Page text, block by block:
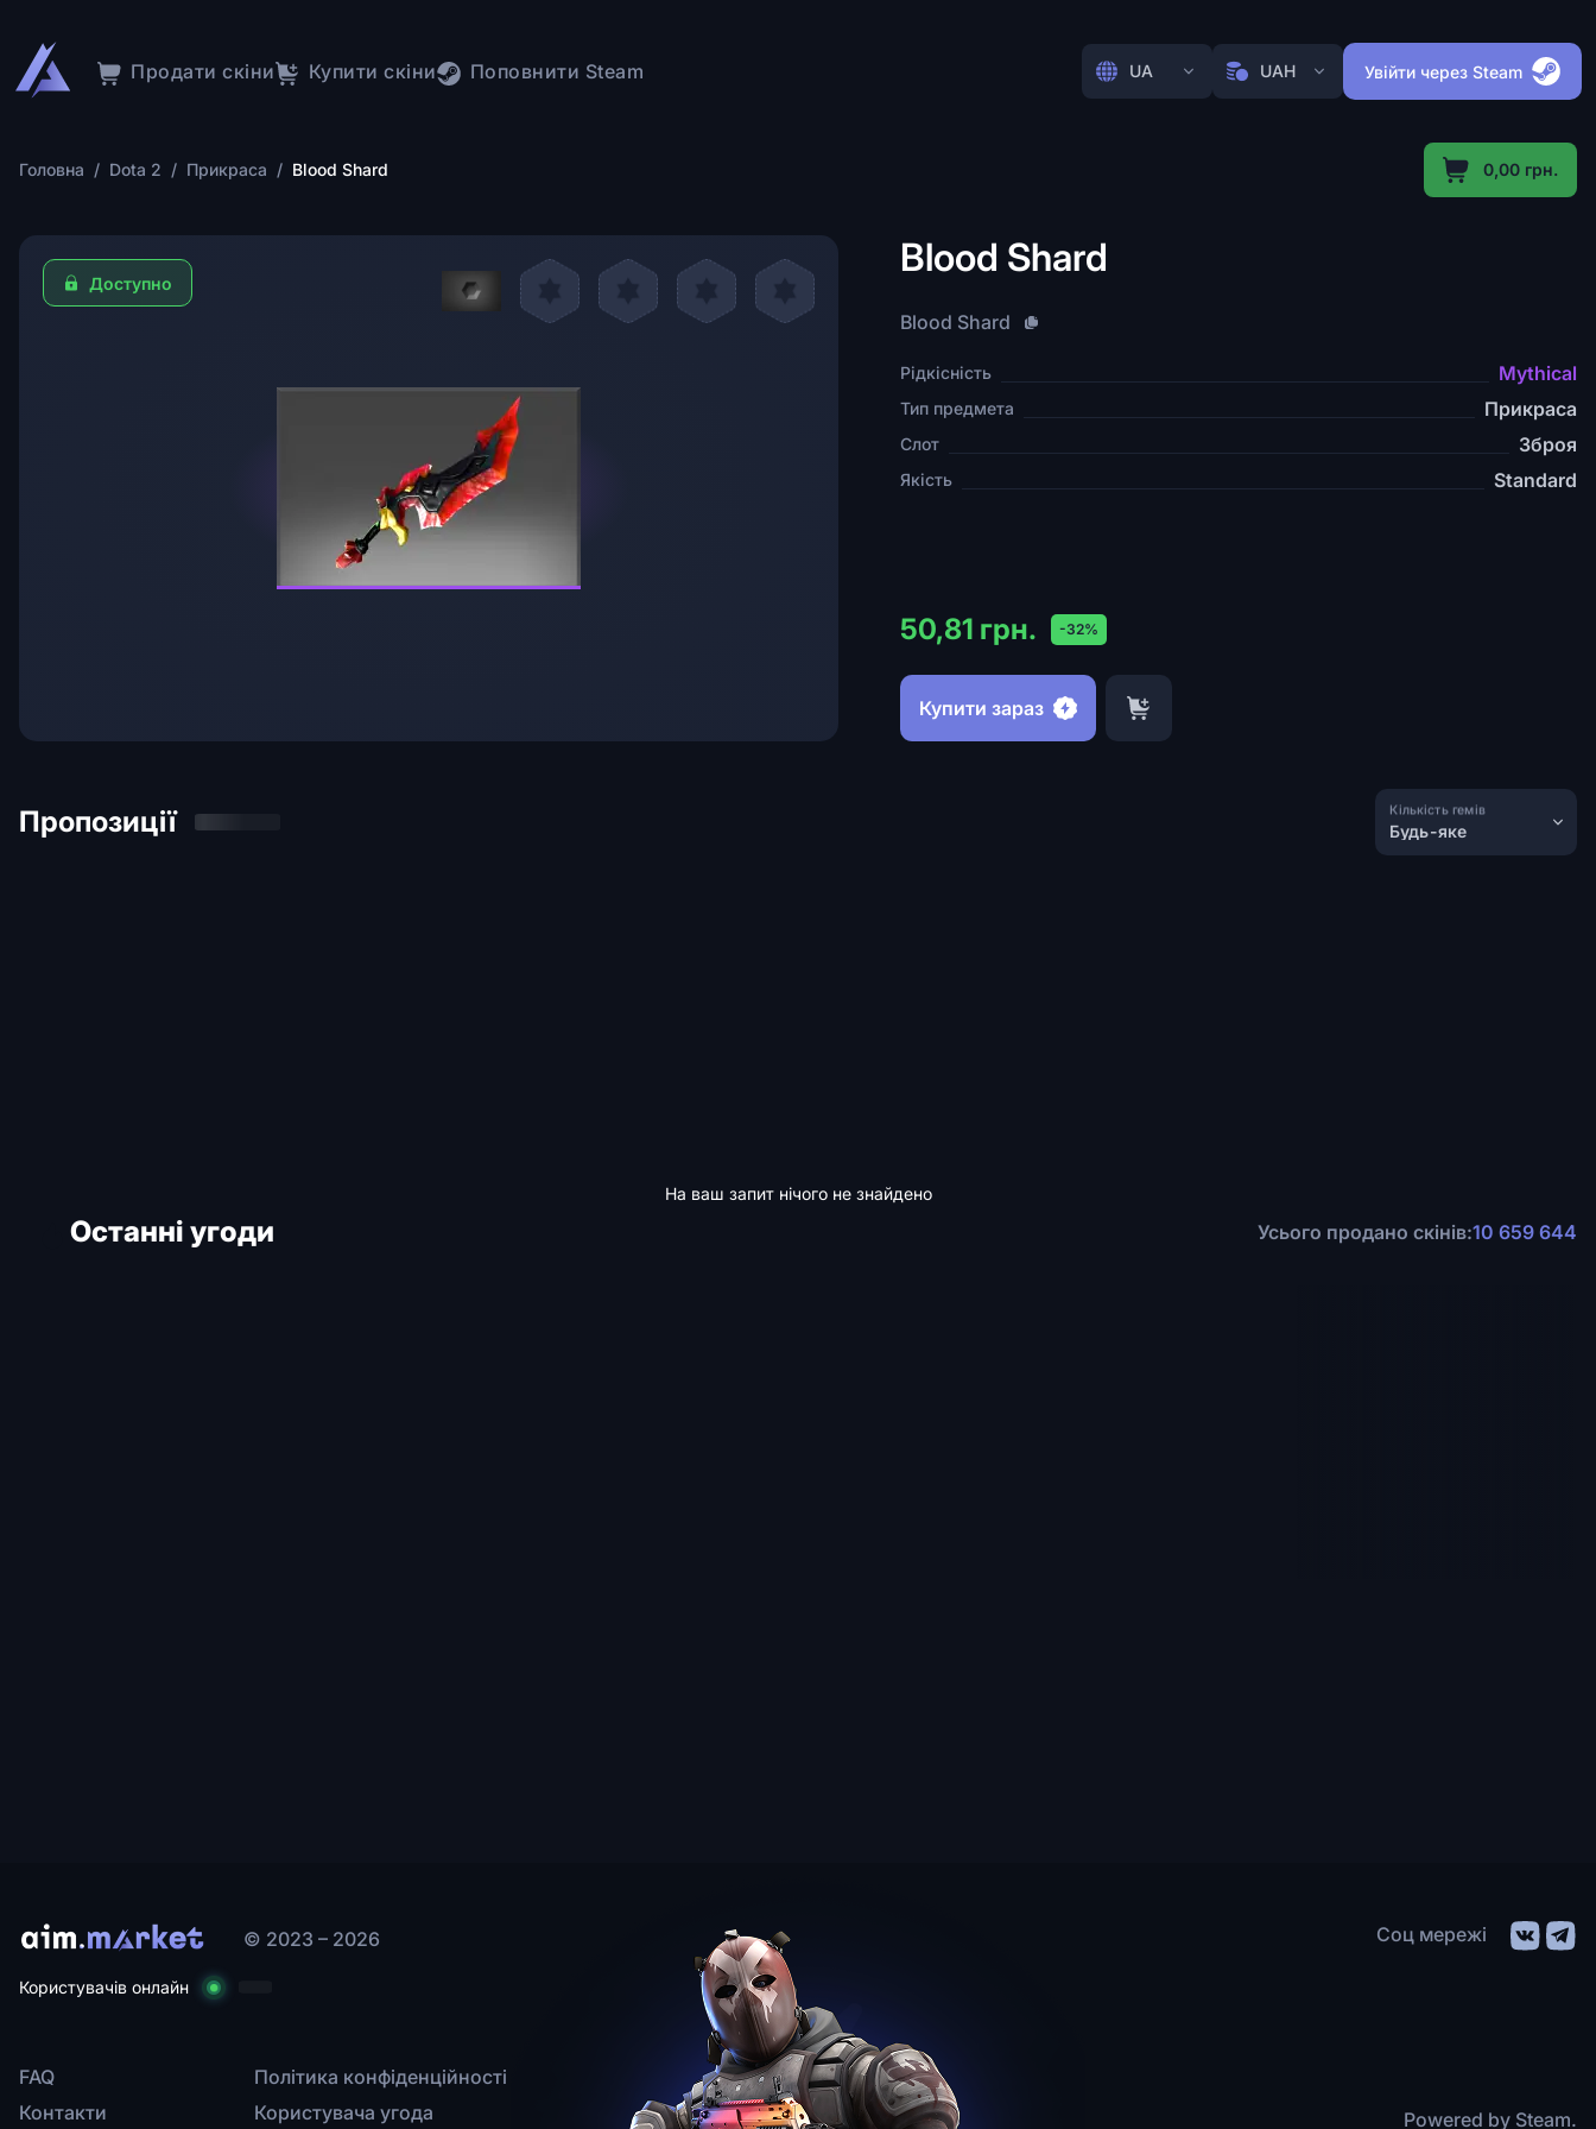
Продати скіни Купити скіни Поповнити Steam UA UAH Увійти через Steam
Головна / Dota 2 / Прикраса / Blood Shard 0,00 грн.
Доступно
Blood Shard
Blood Shard
Рідкісність Mythical
Тип предмета Прикраса
Слот Зброя
Якість Standard
50,81 грн. -32%
Купити зараз
Пропозиції Будь-яке
Кількість гемів
На ваш запит нічого не знайдено
Останні угоди Усього продано скінів:10 659 644
© 2023 – 2026
Користувачів онлайн
FAQ
Політика конфіденційності
Контакти
Користувача угода
Соц мережі
Powered by Steam.